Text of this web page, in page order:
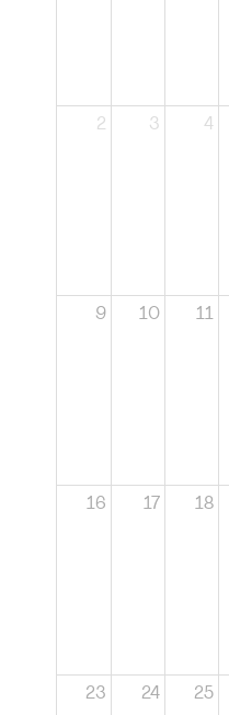
2 3 4
9 10 11
16 17 18
23 24 25